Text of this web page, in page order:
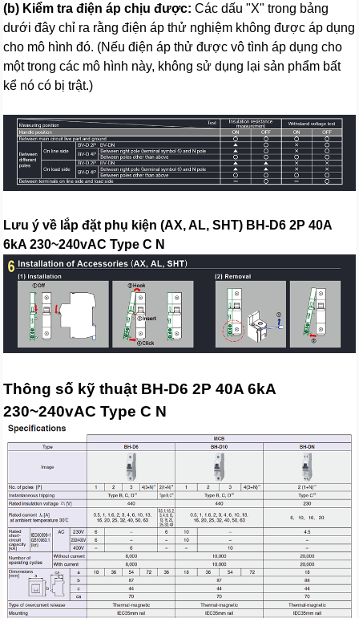
(b) Kiểm tra điện áp chịu được: Các dấu "X" trong bảng
dưới đây chỉ ra rằng điện áp thử nghiệm không được áp dụng
cho mô hình đó. (Nếu điện áp thử được vô tình áp dụng cho
một trong các mô hình này, không sử dụng lại sản phẩm bất
kể nó có bị trật.)
Lưu ý về lắp đặt phụ kiện (AX, AL, SHT) BH-D6 2P 40A
6kA 230~240vAC Type C N
Thông số kỹ thuật BH-D6 2P 40A 6kA
230~240vAC Type C N